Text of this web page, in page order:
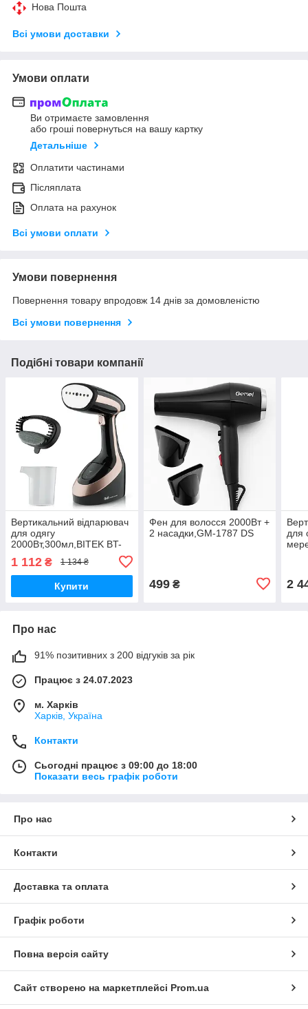
Нова Пошта
Всі умови доставки
Умови оплати
Ви отримаєте замовлення
або гроші повернуться на вашу картку
Детальніше
Оплатити частинами
Післяплата
Оплата на рахунок
Всі умови оплати
Умови повернення
Повернення товару впродовж 14 днів за домовленістю
Всі умови повернення
Подібні товари компанії
Вертикальний відпарювач
для одягу
2000Вт,300мл,BITEK BT-
1 112 ₴ 1 134 ₴
Купити
Фен для волосся 2000Вт +
2 насадки,GM-1787 DS
499₴
для
2
Про нас
91% позитивних з 200 відгуків за рік
Працює з 24.07.2023
м. Харків
Харків, Україна
Контакти
Сьогодні працює з 09:00 до 18:00
Показати весь графік роботи
Про нас
Контакти
Доставка та оплата
Графік роботи
Повна версія сайту
Сайт створено на маркетплейсі Prom.ua